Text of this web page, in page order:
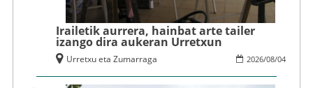
Irailetik aurrera, hainbat arte tailer
izango dira aukeran Urretxun
2026/08/04
Urretxu eta Zumarraga